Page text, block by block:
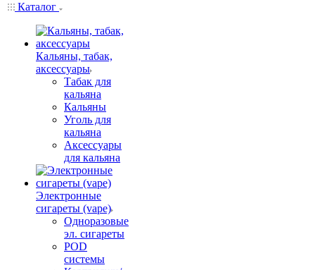
Каталог
Кальяны, табак,
аксессуары
Табак для
кальяна
Кальяны
Уголь для
кальяна
Аксессуары
для кальяна
Электронные
сигареты (vape)
Одноразовые
эл. сигареты
POD
системы